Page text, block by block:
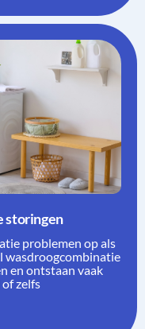
storingen
problemen op als
wasdroogcombinatie
en ontstaan vaak
zelfs